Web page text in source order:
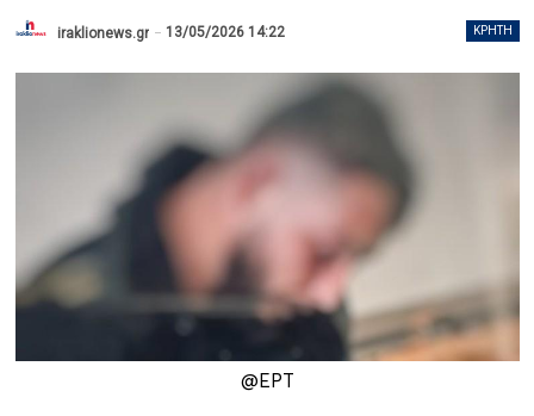
ΚΡΉΤΗ
iraklionews.gr 13/05/2026 14:22
@ΕΡΤ